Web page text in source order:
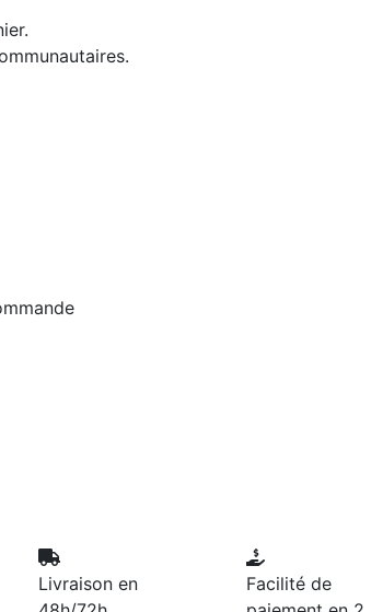
Livraison en
Facilité de